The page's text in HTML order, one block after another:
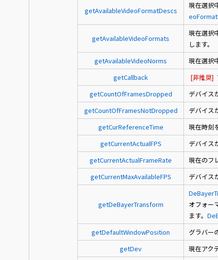
getAvailableVideoFormatDescs
現在選択
getAvailableVideoFormats
現在選択
します。
getAvailableVideoNorms
現在選択
getCallback
[非推奨]
getCountOfFramesDropped
デバイス
getCountOfFramesNotDropped
デバイス
getCurReferenceTime
現在時刻
getCurrentActualFPS
デバイス
getCurrentActualFrameRate
現在のフ
getCurrentMaxAvailableFPS
デバイス
getDeBayerTransform
オフォー
ます。
getDefaultWindowPosition
グラバー
getDev
現在アク